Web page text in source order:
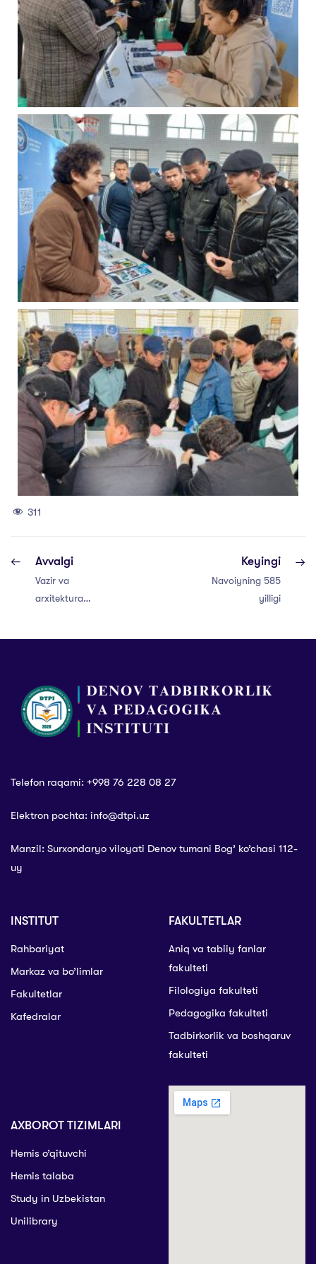
311
Avvalgi
Vazir va
arxitektura
rahbarlari
ishtirokida
yigʻilish boʻlib
oʻtdi
Keyingi
Navoiyning 585
yilligi
Telefon raqami: +998 76 228 08 27
Elektron pochta: info@dtpi.uz
Manzil: Surxondaryo viloyati Denov tumani Bog’ ko’chasi 112-
uy
INSTITUT
Rahbariyat
Markaz va bo’limlar
Fakultetlar
Kafedralar
FAKULTETLAR
Aniq va tabiiy fanlar
fakulteti
Filologiya fakulteti
Pedagogika fakulteti
Tadbirkorlik va boshqaruv
fakulteti
AXBOROT TIZIMLARI
Hemis o’qituvchi
Hemis talaba
Study in Uzbekistan
Unilibrary